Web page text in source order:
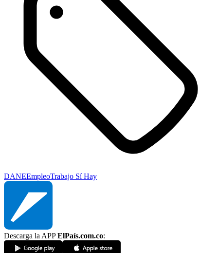
DANEEmpleoTrabajo Sí Hay
Descarga la APPElPaís.com.co: